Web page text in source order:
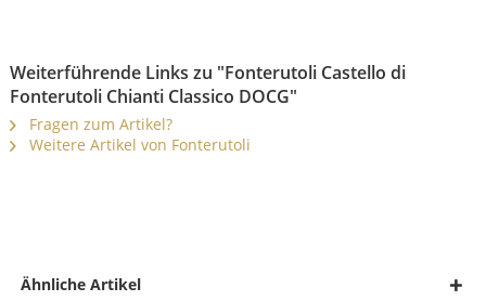
Weiterführende Links zu "Fonterutoli Castello di
Fonterutoli Chianti Classico DOCG"
Fragen zum Artikel?
Weitere Artikel von Fonterutoli
Ähnliche Artikel